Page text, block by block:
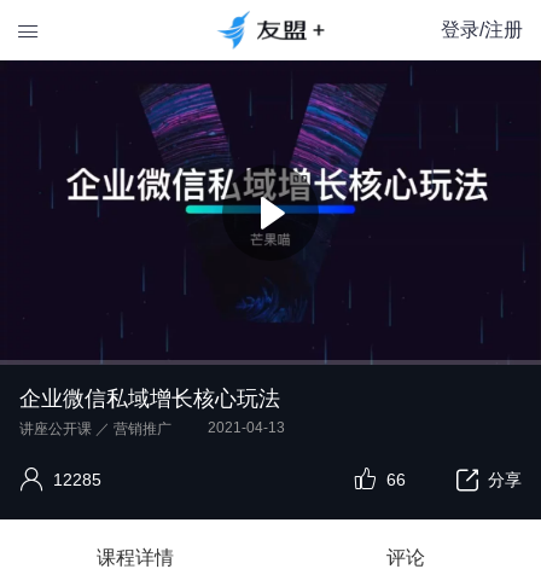
 登录/注册
企业微信私域增长核心玩法
讲座公开课 ／ 营销推广 2021-04-13
12285 分享
66
课程详情 评论